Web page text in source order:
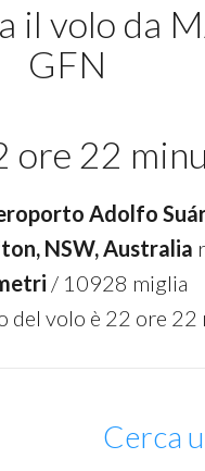
il volo da
GFN
ore 22
Adolfo
NSW, Australia
/ 10928 miglia
del volo è 22 ore 22
Cerca